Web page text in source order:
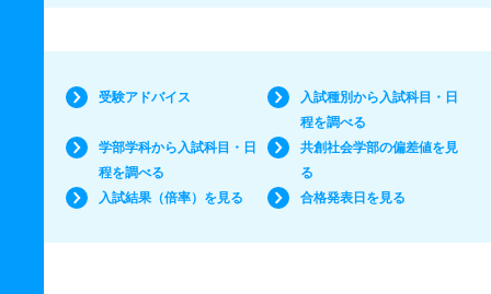
受験アドバイス
入試種別から入試科目・日
程を調べる
学部学科から入試科目・日
程を調べる
共創社会学部の偏差値を見
る
入試結果（倍率）を見る
合格発表日を見る